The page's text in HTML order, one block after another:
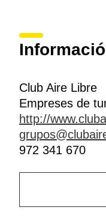
Club Aire Libre
Empreses de
http://
972 341 670